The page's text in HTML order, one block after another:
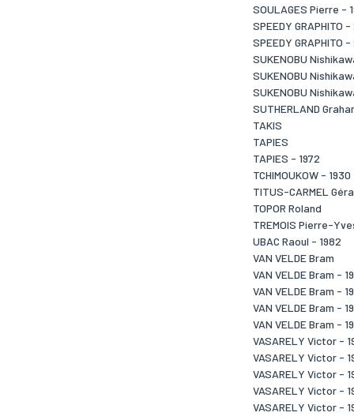
SOULAGES Pierre -
SPEEDY GRAPHITO
SPEEDY GRAPHITO
SUKENOBU
SUKENOBU
SUKENOBU
SUTHERLAND
TAKIS
TAPIES
TAPIES - 1972
TCHIMOUKOW - 1930
TITUS-CARMEL
TOPOR Roland
TREMOIS Pierre-
UBAC Raoul - 1982
VAN VELDE Bram
VAN VELDE Bram -
VAN VELDE Bram -
VAN VELDE Bram -
VAN VELDE Bram -
VASARELY Victor -
VASARELY Victor -
VASARELY Victor -
VASARELY Victor -
VASARELY Victor -